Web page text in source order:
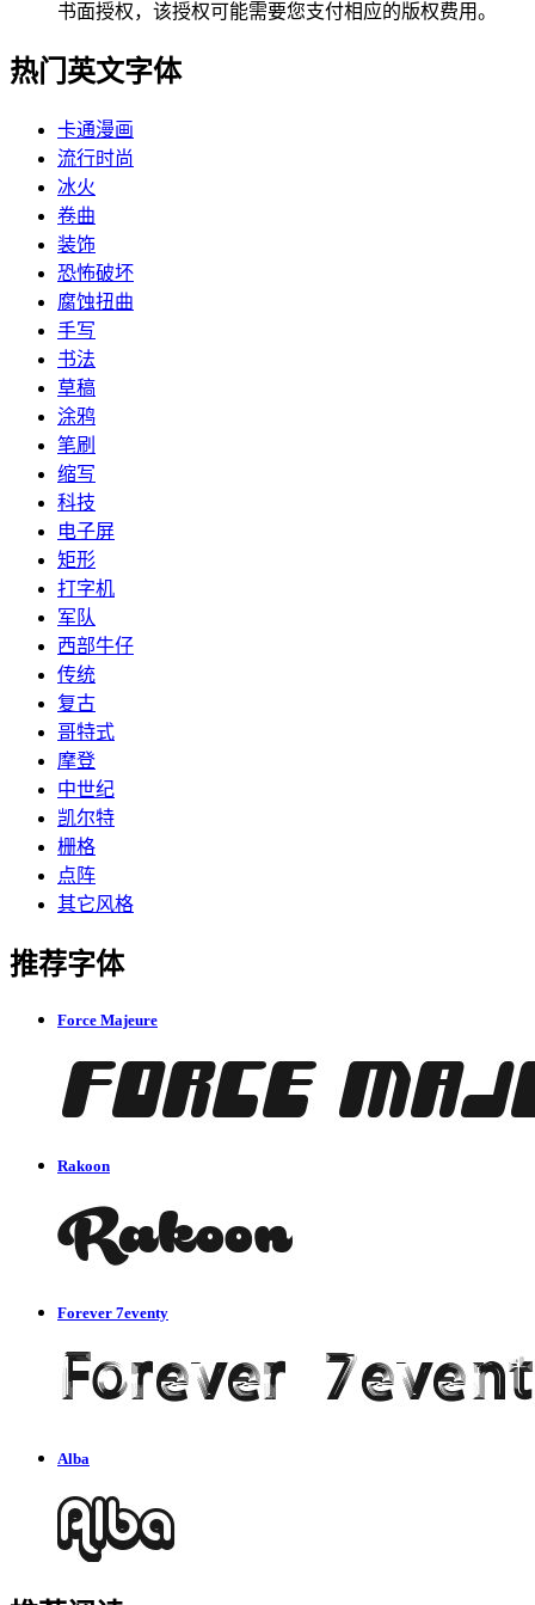
书面授权，该授权可能需要您支付相应的版权费用。
热门英文字体
卡通漫画
流行时尚
冰火
卷曲
装饰
恐怖破坏
腐蚀扭曲
手写
书法
草稿
涂鸦
笔刷
缩写
科技
电子屏
矩形
打字机
军队
西部牛仔
传统
复古
哥特式
摩登
中世纪
凯尔特
栅格
点阵
其它风格
推荐字体
Force Majeure
Rakoon
Forever 7eventy
Alba